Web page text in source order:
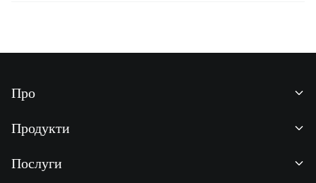
Про
Новини
Продукти
Послуги